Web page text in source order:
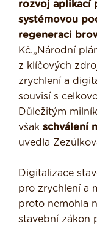
rozvoj aplikací
systémovou
regeneraci
Kč.„Národní
z klíčových
zrychlení a
souvisí s
Důležitým
však schválení
uvedla
Digitalizace
pro zrychlení a
proto nemohla
stavební zákon